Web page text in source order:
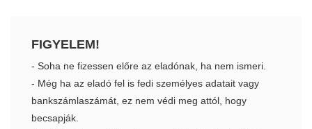
FIGYELEM!
- Soha ne fizessen előre az eladónak, ha nem ismeri.
- Még ha az eladó fel is fedi személyes adatait vagy
bankszámlaszámát, ez nem védi meg attól, hogy
becsapják.